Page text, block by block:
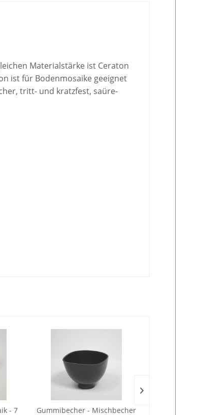
Materialstärke ist Ceraton
ist für Bodenmosaike geeignet
tritt- und kratzfest, saüre-
- 7
Gummibecher - Mischbecher